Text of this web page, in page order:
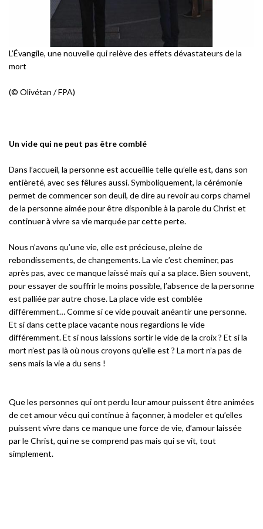
L’Évangile, une nouvelle qui relève des effets dévastateurs de la
mort
(© Olivétan / FPA)
Un vide qui ne peut pas être comblé
Dans l’accueil, la personne est accueillie telle qu’elle est, dans son
entièreté, avec ses fêlures aussi. Symboliquement, la cérémonie
permet de commencer son deuil, de dire au revoir au corps charnel
de la personne aimée pour être disponible à la parole du Christ et
continuer à vivre sa vie marquée par cette perte.
Nous n’avons qu’une vie, elle est précieuse, pleine de
rebondissements, de changements. La vie c’est cheminer, pas
après pas, avec ce manque laissé mais qui a sa place. Bien souvent,
pour essayer de souffrir le moins possible, l’absence de la personne
est palliée par autre chose. La place vide est comblée
différemment… Comme si ce vide pouvait anéantir une personne.
Et si dans cette place vacante nous regardions le vide
différemment. Et si nous laissions sortir le vide de la croix ? Et si la
mort n’est pas là où nous croyons qu’elle est ? La mort n’a pas de
sens mais la vie a du sens !
Que les personnes qui ont perdu leur amour puissent être animées
de cet amour vécu qui continue à façonner, à modeler et qu’elles
puissent vivre dans ce manque une force de vie, d’amour laissée
par le Christ, qui ne se comprend pas mais qui se vit, tout
simplement.